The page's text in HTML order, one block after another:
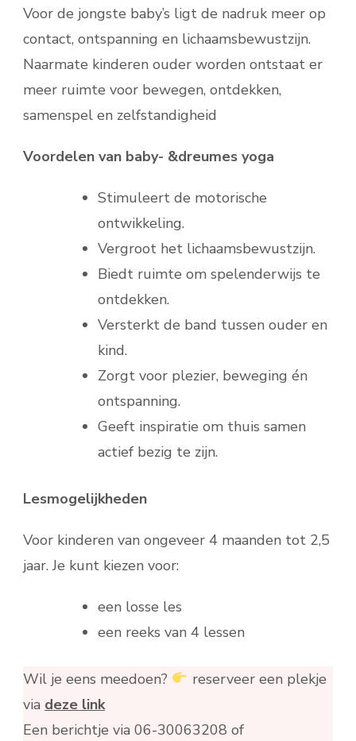
Voor de jongste baby’s ligt de nadruk meer op
contact, ontspanning en lichaamsbewustzijn.
Naarmate kinderen ouder worden ontstaat er
meer ruimte voor bewegen, ontdekken,
samenspel en zelfstandigheid
Voordelen van baby- &dreumes yoga
Stimuleert de motorische
ontwikkeling.
Vergroot het lichaamsbewustzijn.
Biedt ruimte om spelenderwijs te
ontdekken.
Versterkt de band tussen ouder en
kind.
Zorgt voor plezier, beweging én
ontspanning.
Geeft inspiratie om thuis samen
actief bezig te zijn.
Lesmogelijkheden
Voor kinderen van ongeveer 4 maanden tot 2,5
jaar. Je kunt kiezen voor:
een losse les
een reeks van 4 lessen
Wil je eens meedoen?
reserveer een plekje
via deze link
Een berichtje via 06-30063208 of